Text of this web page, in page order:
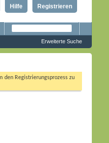
Registrieren
Hilfe
Erweiterte Suche
den Registrierungsprozess zu